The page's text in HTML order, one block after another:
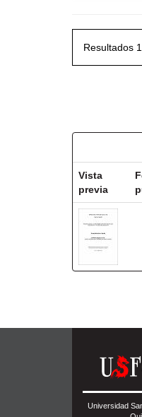
Resultados
Vista
previa
Universidad